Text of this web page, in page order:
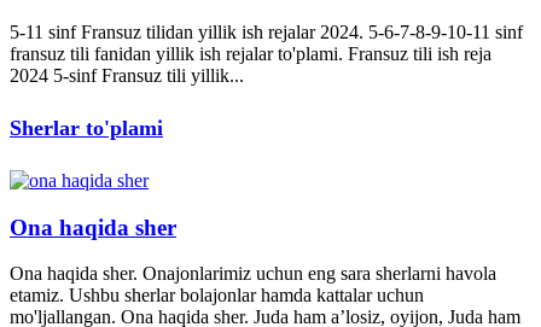
5-11 sinf Fransuz tilidan yillik ish rejalar 2024. 5-6-7-8-9-10-11 sinf
fransuz tili fanidan yillik ish rejalar to'plami. Fransuz tili ish reja
2024 5-sinf Fransuz tili yillik...
Sherlar to'plami
Ona haqida sher
Ona haqida sher. Onajonlarimiz uchun eng sara sherlarni havola
etamiz. Ushbu sherlar bolajonlar hamda kattalar uchun
mo'ljallangan. Ona haqida sher. Juda ham a’losiz, oyijon, Juda ham